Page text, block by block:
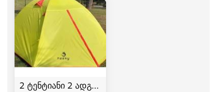
2 ტენტიანი 2 ადგილიანი HASKY karavi კარვები